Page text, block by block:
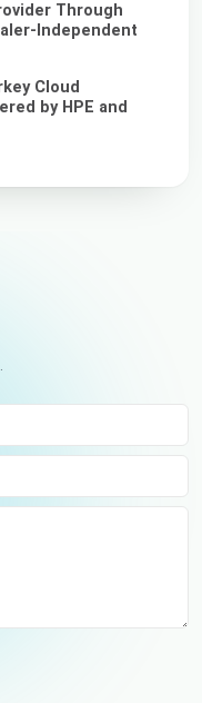
Through
Independent
Cloud
by HPE and